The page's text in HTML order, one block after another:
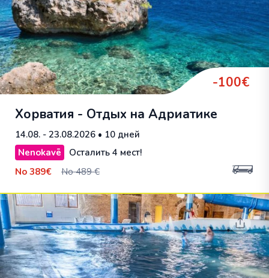
-100€
Хорватия - Отдых на Адриатике
14.08. - 23.08.2026 • 10 дней
Nenokavē
Осталить 4 мест!
No 389€ No 489 €